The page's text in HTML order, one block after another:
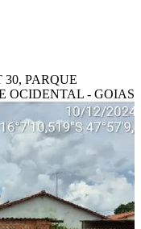
30, PARQUE
OCIDENTAL - GOIAS